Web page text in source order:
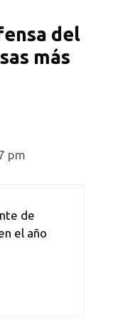
del
más
pm
de
el año